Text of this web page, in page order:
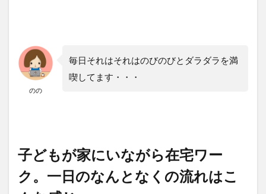
我が
家の
3ル
ール
の割り切
り①テレ
&YouTube
のの
毎日それはそれはのびのびとダラダラを満
喫してます・・・
子どもが家にいながら在宅ワー
ク。一日のなんとなくの流れはこ